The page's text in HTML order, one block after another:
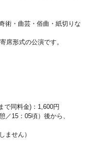
術・曲芸・俗曲・紙切りな
席形式の公演です。
で同料金)：1,600円
15：05頃）後から、
ません）